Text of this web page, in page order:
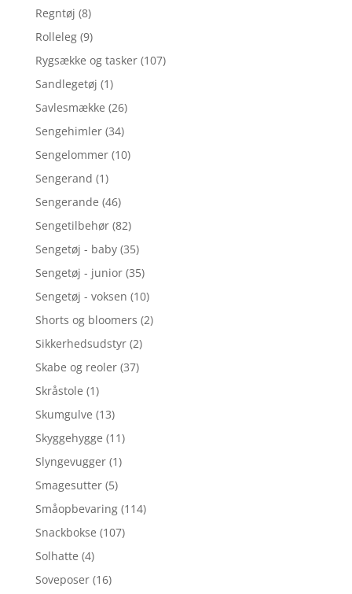
Regntøj (8)
Rolleleg (9)
Rygsække og tasker (107)
Sandlegetøj (1)
Savlesmække (26)
Sengehimler (34)
Sengelommer (10)
Sengerand (1)
Sengerande (46)
Sengetilbehør (82)
Sengetøj - baby (35)
Sengetøj - junior (35)
Sengetøj - voksen (10)
Shorts og bloomers (2)
Sikkerhedsudstyr (2)
Skabe og reoler (37)
Skråstole (1)
Skumgulve (13)
Skyggehygge (11)
Slyngevugger (1)
Smagesutter (5)
Småopbevaring (114)
Snackbokse (107)
Solhatte (4)
Soveposer (16)